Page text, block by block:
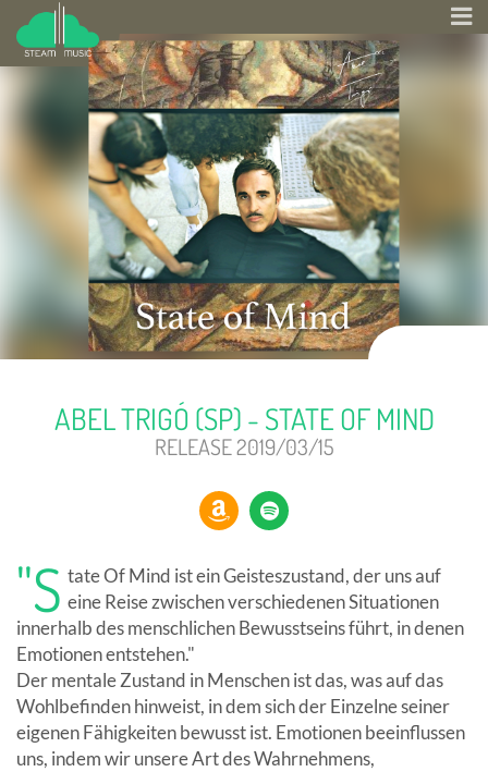
ABEL TRIGÓ (SP) - STATE OF MIND
RELEASE 2019/03/15
"S tate Of Mind ist ein Geisteszustand, der uns auf
eine Reise zwischen verschiedenen Situationen
innerhalb des menschlichen Bewusstseins führt, in denen
Emotionen entstehen."
Der mentale Zustand in Menschen ist das, was auf das
Wohlbefinden hinweist, in dem sich der Einzelne seiner
eigenen Fähigkeiten bewusst ist. Emotionen beeinflussen
uns, indem wir unsere Art des Wahrnehmens,